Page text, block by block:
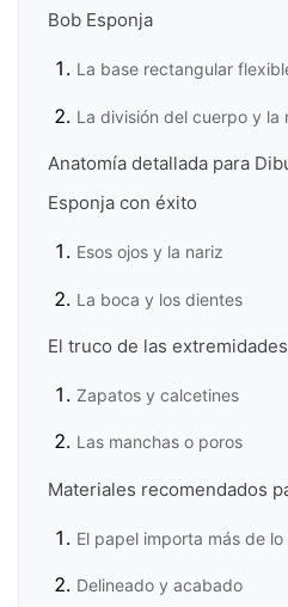
Bob Esponja
La base rectangular
La división del cuerpo y la
Anatomía detallada para
Esponja con éxito
Esos ojos y la nariz
La boca y los dientes
El truco de las
Zapatos y calcetines
Las manchas o poros
Materiales recomendados
El papel importa más de
Delineado y acabado